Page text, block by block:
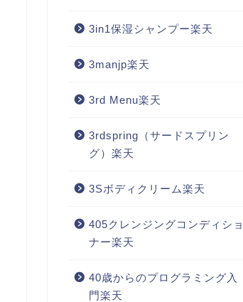
3in1保湿シャンプー楽天
3manjp楽天
3rd Menu楽天
3rdspring（サードスプリン
グ）楽天
3Sボディクリーム楽天
405クレンジングコンディショ
ナー楽天
40歳からのプログラミング入
門楽天